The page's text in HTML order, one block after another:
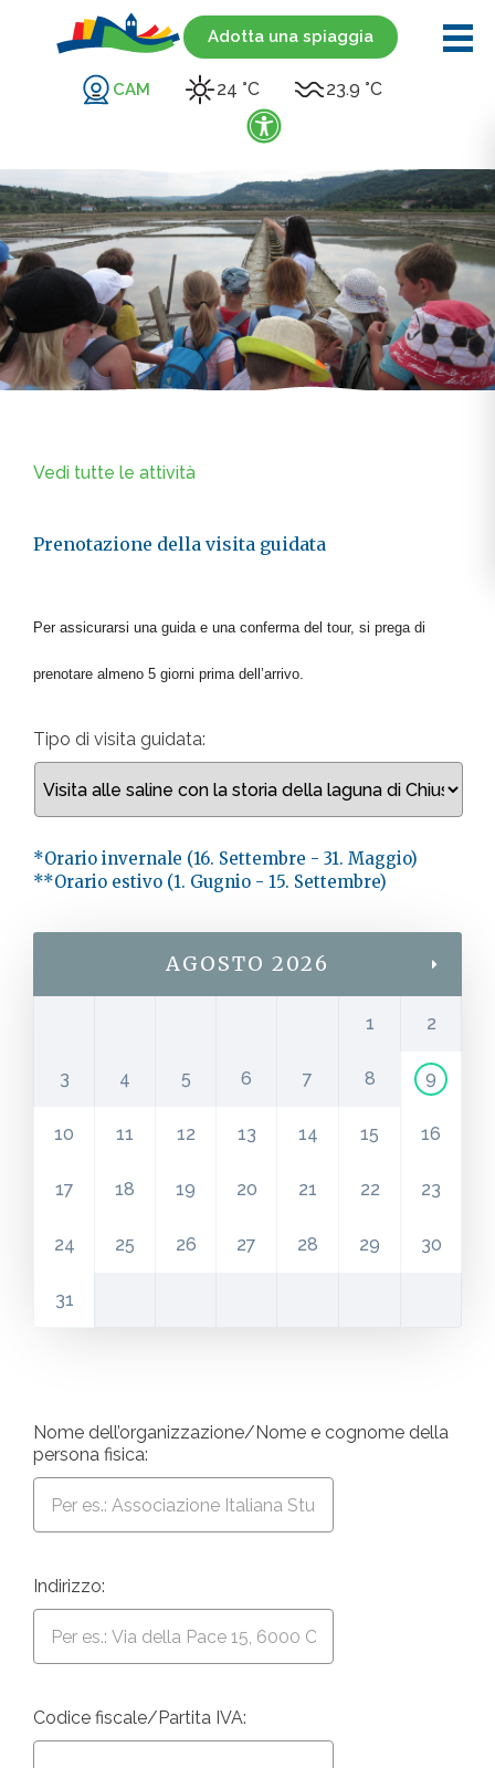
Adotta una spiaggia
CAM 24 °C 23.9 °C
Vedi tutte le attività
Prenotazione della visita guidata
Per assicurarsi una guida e una conferma del tour, si prega di
prenotare almeno 5 giorni prima dell’arrivo.
Tipo di visita guidata:
*Orario invernale (16. Settembre - 31. Maggio)
**Orario estivo (1. Gugnio - 15. Settembre)
AGOSTO 2026
1 2
3 4 5 6 7 8 9
10 11 12 13 14 15 16
17 18 19 20 21 22 23
24 25 26 27 28 29 30
31
Nome dell’organizzazione/Nome e cognome della
persona fisica:
Indirizzo:
Codice fiscale/Partita IVA: